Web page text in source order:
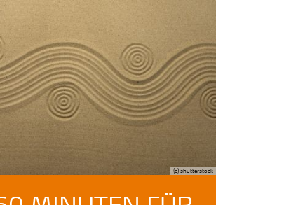
(c) shutterstock